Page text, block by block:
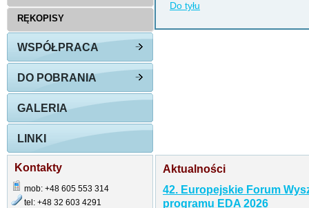
Do tyłu
RĘKOPISY
WSPÓŁPRACA
DO POBRANIA
GALERIA
LINKI
Kontakty
mob: +48 605 553 314
tel: +48 32 603 4291
Aktualności
42. Europejskie Forum
programu EDA 2026